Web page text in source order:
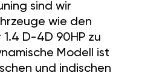
sind wir
wie den
D-4D 90HP zu
Modell ist
und indischen